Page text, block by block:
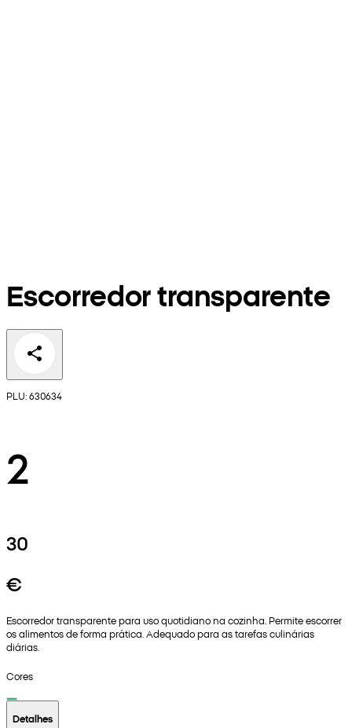
Escorredor transparente
PLU: 630634
2
30
€
Escorredor transparente para uso quotidiano na cozinha. Permite escorrer
os alimentos de forma prática. Adequado para as tarefas culinárias
diárias.
Cores
Detalhes